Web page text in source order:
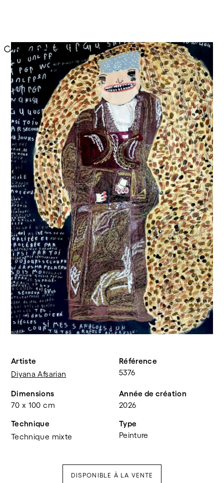
Artiste
Diyana Afsarian
Référence
5376
Dimensions
70 x 100 cm
Année de création
2026
Technique
Technique mixte
Type
Peinture
DISPONIBLE À LA VENTE